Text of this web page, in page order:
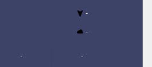
-
-
- -